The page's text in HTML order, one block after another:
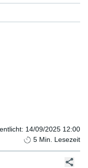
: 14/09/2025 12:00
5 Min. Lesezeit